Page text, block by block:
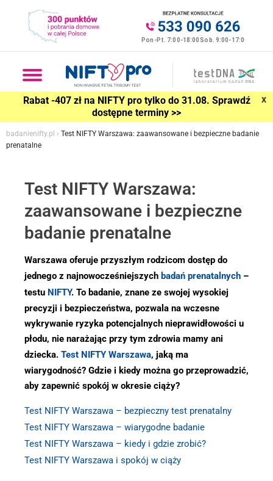
Rabat -407 zł na NIFTY pro tylko do 31.08. Sprawdź
dostępne terminy >>
x
badanienifty.pl › Test NIFTY Warszawa: zaawansowane i bezpieczne badanie
prenatalne
Test NIFTY Warszawa:
zaawansowane i bezpieczne
badanie prenatalne
Warszawa oferuje przyszłym rodzicom dostęp do
jednego z najnowocześniejszych badań prenatalnych –
testu NIFTY. To badanie, znane ze swojej wysokiej
precyzji i bezpieczeństwa, pozwala na wczesne
wykrywanie ryzyka potencjalnych nieprawidłowości u
płodu, nie narażając przy tym zdrowia mamy ani
dziecka. Test NIFTY Warszawa, jaką ma
wiarygodność? Gdzie i kiedy można go przeprowadzić,
aby zapewnić spokój w okresie ciąży?
Test NIFTY Warszawa – bezpieczny test prenatalny
Test NIFTY Warszawa – wiarygodne badanie
Test NIFTY Warszawa – kiedy i gdzie zrobić?
Test NIFTY Warszawa i spokój w ciąży